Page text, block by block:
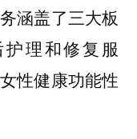
涵盖了三大板
理和修复服
性健康功能性